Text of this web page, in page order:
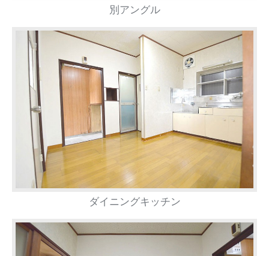
別アングル
ダイニングキッチン